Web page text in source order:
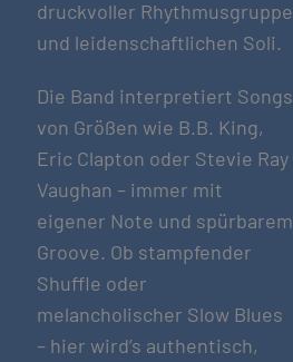
druckvoller Rhythmusgruppe
und leidenschaftlichen Soli.
Die Band interpretiert Songs
von Größen wie B.B. King,
Eric Clapton oder Stevie Ray
Vaughan – immer mit
eigener Note und spürbarem
Groove. Ob stampfender
Shuffle oder
melancholischer Slow Blues
– hier wird’s authentisch,